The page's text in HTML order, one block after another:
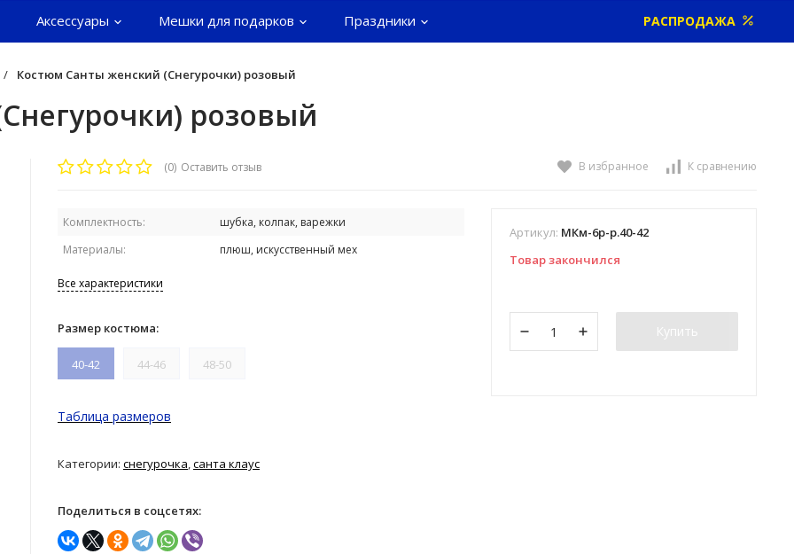
Аксессуары Мешки для подарков Праздники РАСПРОДАЖА
/ Костюм Санты женский (Снегурочки) розовый
розовый
(0) Оставить отзыв В избранное К сравнению
Комплектность:
шубка, колпак, варежки
Материалы:
плюш, искусственный мех
Все характеристики
Размер костюма:
40-42 44-46 48-50
Таблица размеров
Категории: снегурочка,санта клаус
Поделиться в соцсетях:
Артикул: МКм-6р-р.40-42
Товар закончился
Купить